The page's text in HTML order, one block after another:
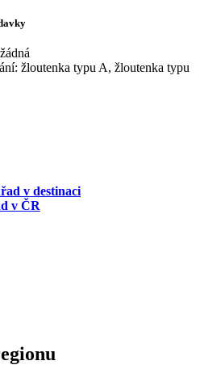
žloutenka typu A, žloutenka typu
v destinaci
v ČR